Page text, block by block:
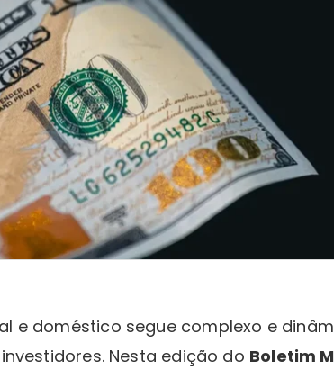
e doméstico segue complexo e
Nesta edição do Boletim